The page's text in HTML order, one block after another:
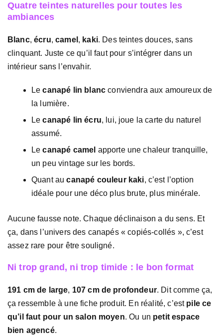
Quatre teintes naturelles pour toutes les
ambiances
Blanc,écru,camel , kaki. Des teintes douces, sans
clinquant. Juste ce qu’il faut pour s’intégrer dans un
intérieur sans l’envahir.
Lecanapé lin blanc conviendra aux amoureux de
la lumière.
Lecanapé lin écru, lui, joue la carte du naturel
assumé.
Lecanapé camel apporte une chaleur tranquille,
un peu vintage sur les bords.
Quant aucanapé couleur kaki, c’est l’option
idéale pour une déco plus brute, plus minérale.
Aucune fausse note. Chaque déclinaison a du sens. Et
ça, dans l’univers des canapés « copiés-collés », c’est
assez rare pour être souligné.
Ni trop grand, ni trop timide : le bon format
191 cm de large, 107 cm de profondeur. Dit comme ça,
ça ressemble à une fiche produit. En réalité, c’est pile ce
qu’il faut pour un salon moyen. Ou un petit espace
bien agencé.